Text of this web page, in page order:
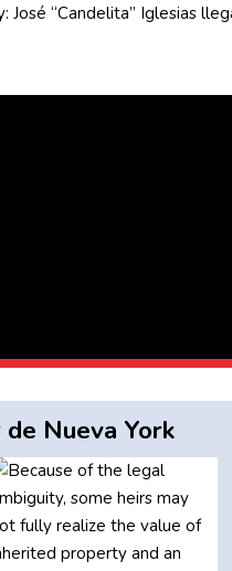
José “Candelita” Iglesias
Nueva York